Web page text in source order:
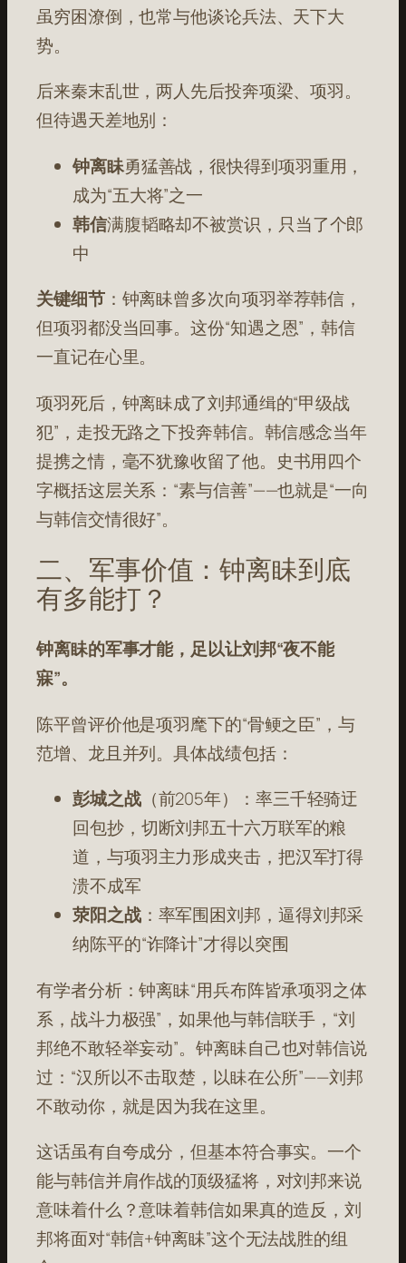
虽穷困潦倒，也常与他谈论兵法、天下大
势。
后来秦末乱世，两人先后投奔项梁、项羽。
但待遇天差地别：
钟离眛勇猛善战，很快得到项羽重用，
成为“五大将”之一
韩信满腹韬略却不被赏识，只当了个郎
中
关键细节：钟离眛曾多次向项羽举荐韩信，
但项羽都没当回事。这份“知遇之恩”，韩信
一直记在心里。
项羽死后，钟离眛成了刘邦通缉的“甲级战
犯”，走投无路之下投奔韩信。韩信感念当年
提携之情，毫不犹豫收留了他。史书用四个
字概括这层关系：“素与信善”——也就是“一向
与韩信交情很好”。
二、军事价值：钟离眛到底
有多能打？
钟离眛的军事才能，足以让刘邦“夜不能
寐”。
陈平曾评价他是项羽麾下的“骨鲠之臣”，与
范增、龙且并列。具体战绩包括：
彭城之战（前205年）：率三千轻骑迂
回包抄，切断刘邦五十六万联军的粮
道，与项羽主力形成夹击，把汉军打得
溃不成军
荥阳之战：率军围困刘邦，逼得刘邦采
纳陈平的“诈降计”才得以突围
有学者分析：钟离眛“用兵布阵皆承项羽之体
系，战斗力极强”，如果他与韩信联手，“刘
邦绝不敢轻举妄动”。钟离眛自己也对韩信说
过：“汉所以不击取楚，以眛在公所”——刘邦
不敢动你，就是因为我在这里。
这话虽有自夸成分，但基本符合事实。一个
能与韩信并肩作战的顶级猛将，对刘邦来说
意味着什么？意味着韩信如果真的造反，刘
邦将面对“韩信+钟离眛”这个无法战胜的组